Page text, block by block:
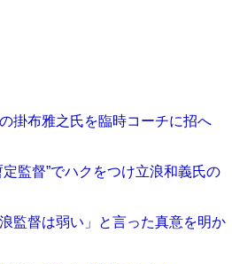
掛布雅之氏を臨時コーチに招へ
監督”でハクをつけ立浪和義氏の
監督は弱い」と言った真意を明か